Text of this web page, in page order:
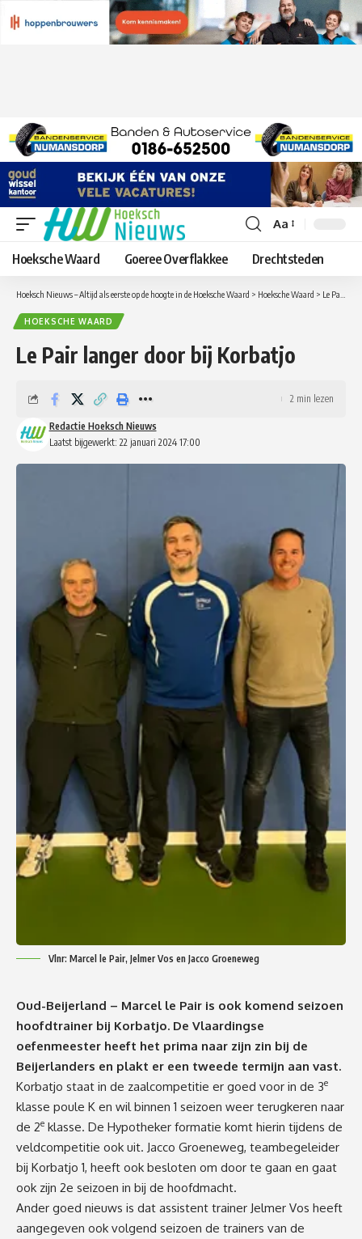
Lettergrootte
aanpassen
Aa
Hoeksche Waard Goeree Overflakkee Drechtsteden
Hoeksch Nieuws – Altijd als eerste op de hoogte in de Hoeksche Waard > Hoeksche Waard > Le Pair langer door bij Korbatjo
HOEKSCHE WAARD
Le Pair langer door bij Korbatjo
Laatst bijgewerkt: 22 januari 2024 17:00
Redactie Hoeksch Nieuws
2 min lezen
Vlnr: Marcel le Pair, Jelmer Vos en Jacco Groeneweg
Oud-Beijerland – Marcel le Pair is ook komend seizoen
hoofdtrainer bij Korbatjo. De Vlaardingse
oefenmeester heeft het prima naar zijn zin bij de
Beijerlanders en plakt er een tweede termijn aan vast.
Korbatjo staat in de zaalcompetitie er goed voor in de 3e
klasse poule K en wil binnen 1 seizoen weer terugkeren naar
de 2e klasse. De Hypotheker formatie komt hierin tijdens de
veldcompetitie ook uit. Jacco Groeneweg, teambegeleider
bij Korbatjo 1, heeft ook besloten om door te gaan en gaat
ook zijn 2e seizoen in bij de hoofdmacht.
Ander goed nieuws is dat assistent trainer Jelmer Vos heeft
aangegeven ook volgend seizoen de trainers van de